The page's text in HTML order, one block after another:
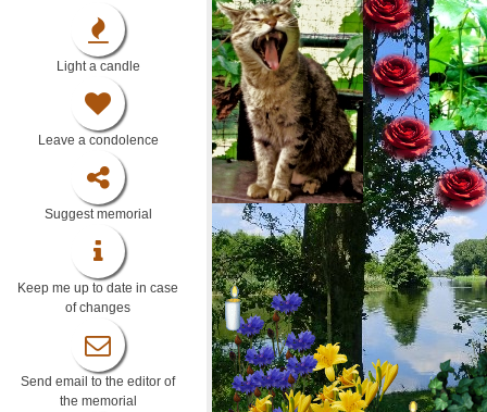
Light a candle
Leave a condolence
Suggest memorial
Keep me up to date in case
of changes
Send email to the editor of
the memorial